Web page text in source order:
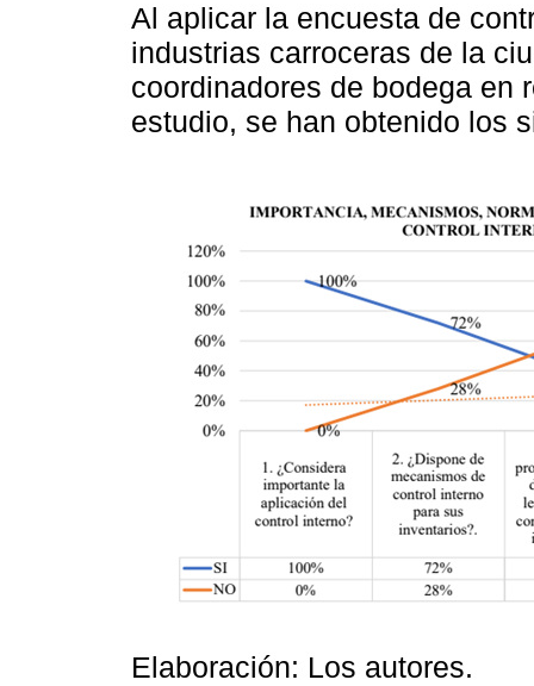
Al aplicar la encuesta de
industrias carroceras de la
coordinadores de bodega en
estudio, se han obtenido los
Elaboración: Los autores.